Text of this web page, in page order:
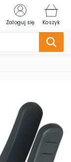
Zaloguj się Koszyk